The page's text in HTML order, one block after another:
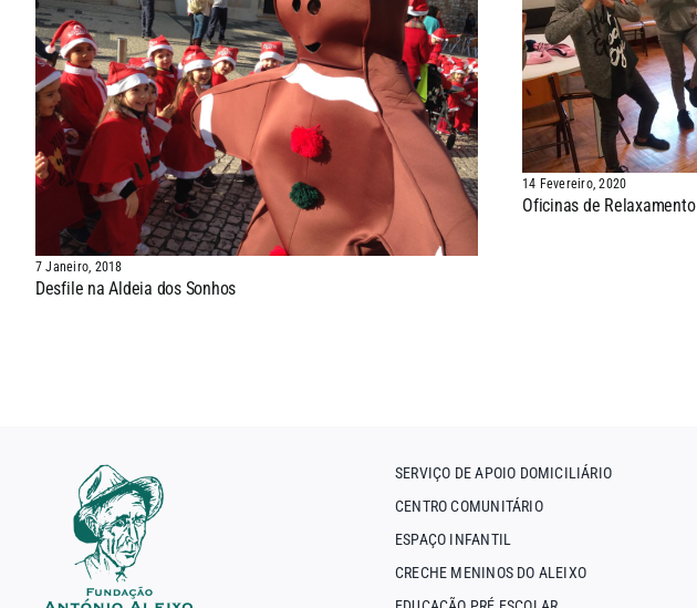
7 Janeiro, 2018
Desfile na Aldeia dos Sonhos
14 Fevereiro, 2020
Oficinas de Relaxamento
SERVIÇO DE APOIO DOMICILIÁRIO
CENTRO COMUNITÁRIO
ESPAÇO INFANTIL
CRECHE MENINOS DO ALEIXO